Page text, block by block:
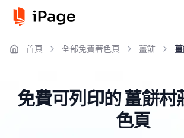
首頁 全部免費著色頁 薑餅
免費可列印的 薑餅村
色頁